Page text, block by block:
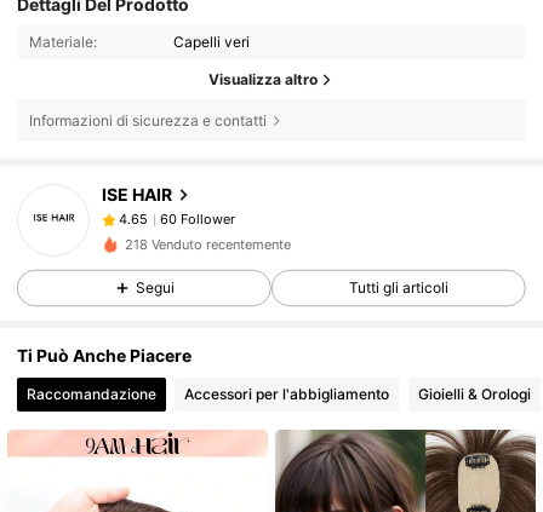
Dettagli Del Prodotto
Materiale: Capelli veri
Visualizza altro
Informazioni di sicurezza e contatti
ISE HAIR
4.65 60 Follower
60 Follower
4.65 60 Follower
4.65 60 Follower
4.65
218 Venduto recentemente
Segui Tutti gli articoli
Ti Può Anche Piacere
Raccomandazione Accessori per l'abbigliamento Gioielli & Orologi